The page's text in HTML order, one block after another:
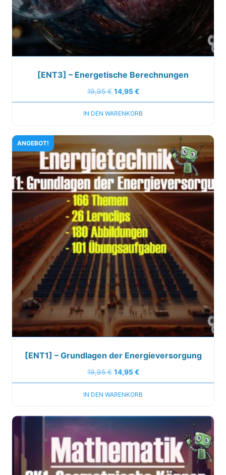
[ENT3] – Energetische Berechnungen
19,95€ 14,95€
IN DEN WARENKORB
ANGEBOT!
[ENT1] – Grundlagen der Energieversorgung
19,95€ 14,95€
IN DEN WARENKORB